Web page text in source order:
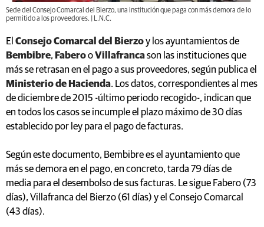
Sede del Consejo Comarcal del Bierzo, una institución que paga con más demora de lo
permitido a los proveedores. | L.N.C.
El Consejo Comarcal del Bierzoy los ayuntamientos de
Bembibre, FaberooVillafrancason las instituciones que
más se retrasan en el pago a sus proveedores, según publica el
Ministerio de Hacienda. Los datos, correspondientes al mes
de diciembre de 2015 -último periodo recogido-, indican que
en todos los casos se incumple el plazo máximo de 30 días
establecido por ley para el pago de facturas.
Según este documento, Bembibre es el ayuntamiento que
más se demora en el pago, en concreto, tarda 79 días de
media para el desembolso de sus facturas. Le sigue Fabero (73
días), Villafranca del Bierzo (61 días) y el Consejo Comarcal
(43 días).